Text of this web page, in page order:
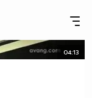
04:13